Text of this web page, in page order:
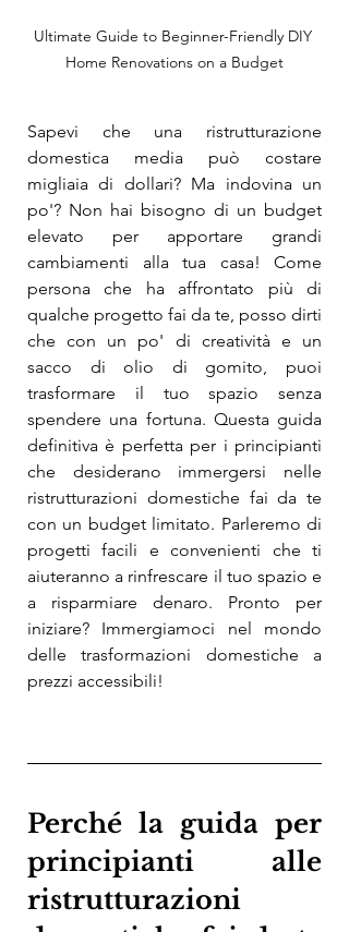
Ultimate Guide to Beginner-Friendly DIY
Home Renovations on a Budget
Sapevi che una ristrutturazione
domestica media può costare
migliaia di dollari? Ma indovina un
po'? Non hai bisogno di un budget
elevato per apportare grandi
cambiamenti alla tua casa! Come
persona che ha affrontato più di
qualche progetto fai da te, posso dirti
che con un po' di creatività e un
sacco di olio di gomito, puoi
trasformare il tuo spazio senza
spendere una fortuna. Questa guida
definitiva è perfetta per i principianti
che desiderano immergersi nelle
ristrutturazioni domestiche fai da te
con un budget limitato. Parleremo di
progetti facili e convenienti che ti
aiuteranno a rinfrescare il tuo spazio e
a risparmiare denaro. Pronto per
iniziare? Immergiamoci nel mondo
delle trasformazioni domestiche a
prezzi accessibili!
Perché la guida per
principianti alle
ristrutturazioni